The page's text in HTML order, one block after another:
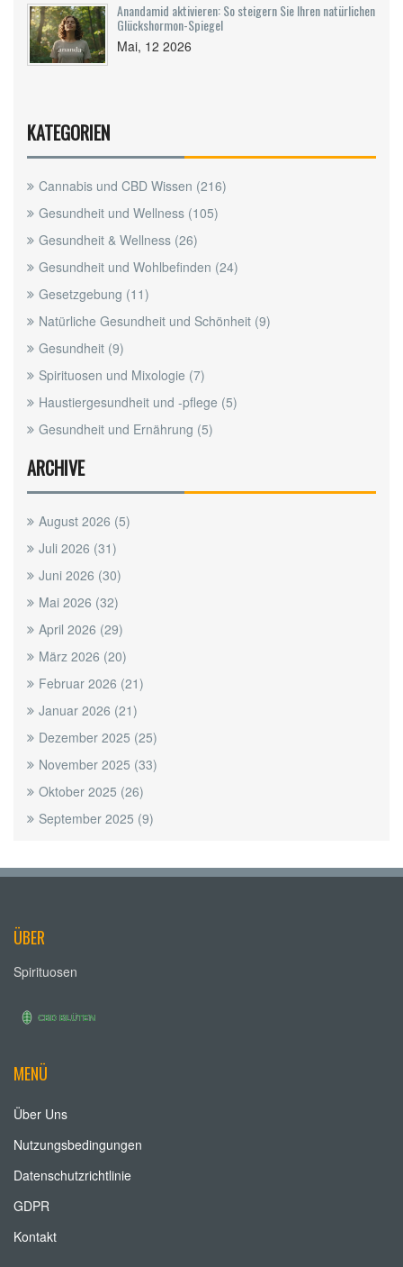
Anandamid aktivieren: So steigern Sie Ihren natürlichen
Glückshormon-Spiegel
Mai, 12 2026
KATEGORIEN
Cannabis und CBD Wissen (216)
Gesundheit und Wellness (105)
Gesundheit & Wellness (26)
Gesundheit und Wohlbefinden (24)
Gesetzgebung (11)
Natürliche Gesundheit und Schönheit (9)
Gesundheit (9)
Spirituosen und Mixologie (7)
Haustiergesundheit und -pflege (5)
Gesundheit und Ernährung (5)
ARCHIVE
August 2026 (5)
Juli 2026 (31)
Juni 2026 (30)
Mai 2026 (32)
April 2026 (29)
März 2026 (20)
Februar 2026 (21)
Januar 2026 (21)
Dezember 2025 (25)
November 2025 (33)
Oktober 2025 (26)
September 2025 (9)
ÜBER
Spirituosen
MENÜ
Über Uns
Nutzungsbedingungen
Datenschutzrichtlinie
GDPR
Kontakt